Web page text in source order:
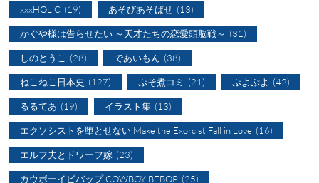
xxxHOLiC (19) あそびあそばせ (13)
かぐや様は告らせたい ～天才たちの恋愛頭脳戦～ (31)
しのとうこ (28) であいもん (38)
ねこねこ日本史 (127) ぷそ煮コミ (21) ぷよぷよ (42)
るるてあ (19) イラスト集 (13)
エクソシストを堕とせない Make the Exorcist Fall in Love (16)
エルフ夫とドワーフ嫁 (23)
カウボーイビバップ COWBOY BEBOP (25)